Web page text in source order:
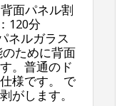
面パネル割
120分
ネルガラス
ために背面
。普通のド
様です。 で
がします。